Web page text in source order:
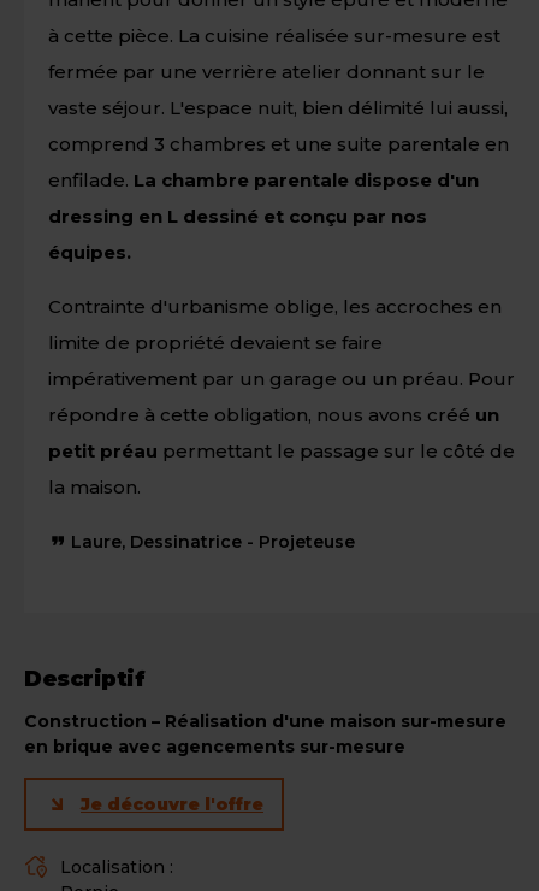
Descriptif
Construction – Réalisation d'une maison sur-mesure
en brique avec agencements sur-mesure
Je découvre l'offre
Localisation :
à cette pièce. La cuisine réalisée sur-mesure est
fermée par une verrière atelier donnant sur le
vaste séjour. L'espace nuit, bien délimité lui aussi,
comprend 3 chambres et une suite parentale en
enfilade. La chambre parentale dispose d'un
dressing en L dessiné et conçu par nos
équipes.
Contrainte d'urbanisme oblige, les accroches en
limite de propriété devaient se faire
impérativement par un garage ou un préau. Pour
répondre à cette obligation, nous avons créé un
petit préau permettant le passage sur le côté de
la maison.
Laure, Dessinatrice - Projeteuse